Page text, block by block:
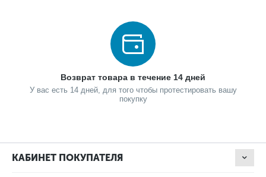
Возврат товара в течение 14 дней
У вас есть 14 дней, для того чтобы протестировать вашу
покупку
КАБИНЕТ ПОКУПАТЕЛЯ